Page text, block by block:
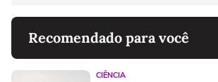
Recomendado para você
CIÊNCIA